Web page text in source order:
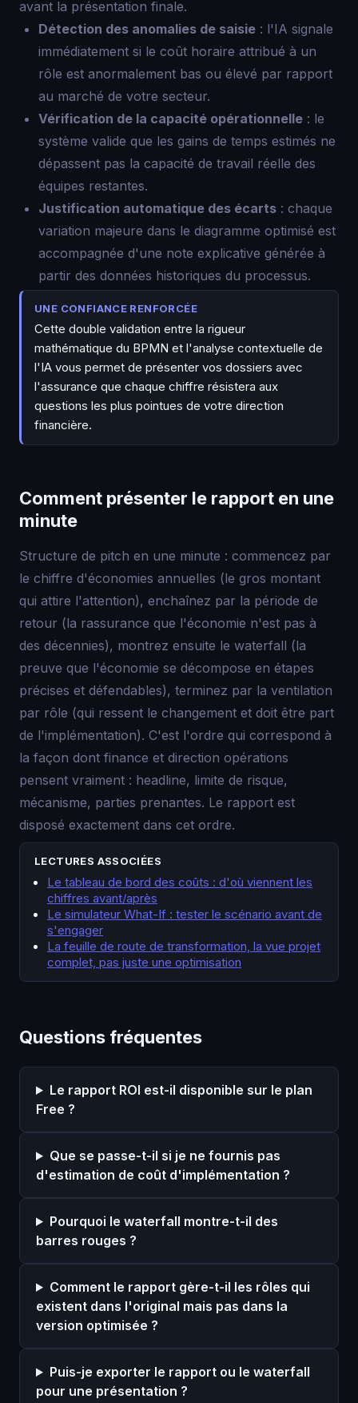
avant la présentation finale.
Détection des anomalies de saisie : l'IA signale
immédiatement si le coût horaire attribué à un
rôle est anormalement bas ou élevé par rapport
au marché de votre secteur.
Vérification de la capacité opérationnelle : le
système valide que les gains de temps estimés ne
dépassent pas la capacité de travail réelle des
équipes restantes.
Justification automatique des écarts : chaque
variation majeure dans le diagramme optimisé est
accompagnée d'une note explicative générée à
partir des données historiques du processus.
UNE CONFIANCE RENFORCÉE
Cette double validation entre la rigueur
mathématique du BPMN et l'analyse contextuelle de
l'IA vous permet de présenter vos dossiers avec
l'assurance que chaque chiffre résistera aux
questions les plus pointues de votre direction
financière.
Comment présenter le rapport en une
minute
Structure de pitch en une minute : commencez par
le chiffre d'économies annuelles (le gros montant
qui attire l'attention), enchaînez par la période de
retour (la rassurance que l'économie n'est pas à
des décennies), montrez ensuite le waterfall (la
preuve que l'économie se décompose en étapes
précises et défendables), terminez par la ventilation
par rôle (qui ressent le changement et doit être part
de l'implémentation). C'est l'ordre qui correspond à
la façon dont finance et direction opérations
pensent vraiment : headline, limite de risque,
mécanisme, parties prenantes. Le rapport est
disposé exactement dans cet ordre.
LECTURES ASSOCIÉES
Le tableau de bord des coûts : d'où viennent les
chiffres avant/après
Le simulateur What-If : tester le scénario avant de
s'engager
La feuille de route de transformation, la vue projet
complet, pas juste une optimisation
Questions fréquentes
Le rapport ROI est-il disponible sur le plan
Free ?
Que se passe-t-il si je ne fournis pas
d'estimation de coût d'implémentation ?
Pourquoi le waterfall montre-t-il des
barres rouges ?
Comment le rapport gère-t-il les rôles qui
existent dans l'original mais pas dans la
version optimisée ?
Puis-je exporter le rapport ou le waterfall
pour une présentation ?